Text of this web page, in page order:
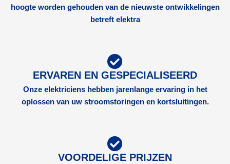
hoogte worden gehouden van de nieuwste ontwikkelingen
betreft elektra
ERVAREN EN GESPECIALISEERD
Onze elektriciens hebben jarenlange ervaring in het
oplossen van uw stroomstoringen en kortsluitingen.
VOORDELIGE PRIJZEN